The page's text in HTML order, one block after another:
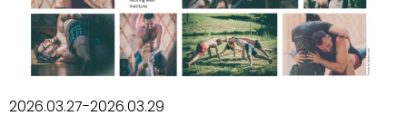
2026.03.27-2026.03.29